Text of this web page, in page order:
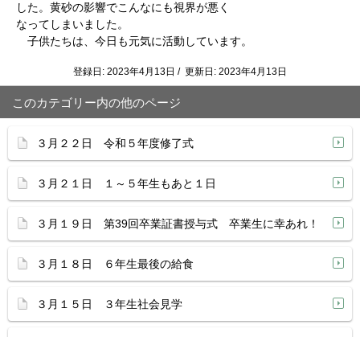
した。黄砂の影響でこんなにも視界が悪く
なってしまいました。
子供たちは、今日も元気に活動しています。
登録日: 2023年4月13日 / 更新日: 2023年4月13日
このカテゴリー内の他のページ
３月２２日 令和５年度修了式
３月２１日 １～５年生もあと１日
３月１９日 第39回卒業証書授与式 卒業生に幸あれ！
３月１８日 ６年生最後の給食
３月１５日 ３年生社会見学